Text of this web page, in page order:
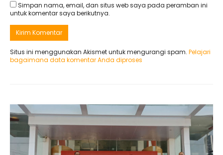
Simpan nama, email, dan situs web saya pada peramban ini
untuk komentar saya berikutnya.
Situs ini menggunakan Akismet untuk mengurangi spam. Pelajari
bagaimana data komentar Anda diproses